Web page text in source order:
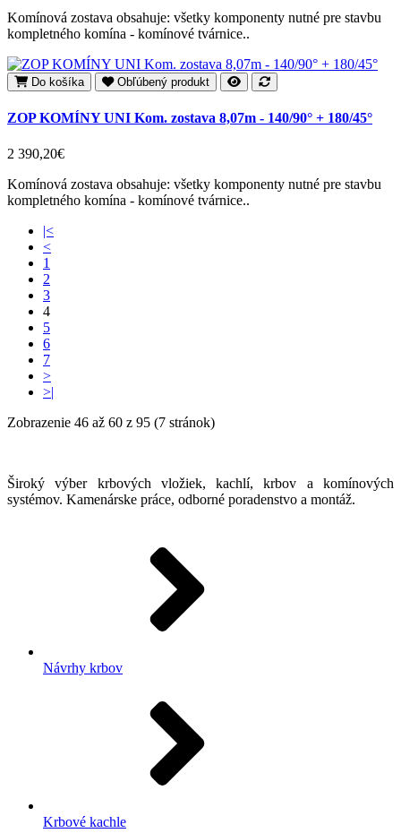
Komínová zostava obsahuje: všetky komponenty nutné pre stavbu
kompletného komína - komínové tvárnice..
Do košíka Obľúbený produkt
ZOP KOMÍNY UNI Kom. zostava 8,07m - 140/90° + 180/45°
2 390,20€
Komínová zostava obsahuje: všetky komponenty nutné pre stavbu
kompletného komína - komínové tvárnice..
|<
<
1
2
3
4
5
6
7
>
>|
Zobrazenie 46 až 60 z 95 (7 stránok)
Široký výber krbových vložiek, kachlí, krbov a komínových
systémov. Kamenárske práce, odborné poradenstvo a montáž.
Návrhy krbov
Krbové kachle